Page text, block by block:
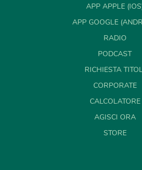
APP APPLE
APP GOOGLE
RADIO
PODCAST
RICHIESTA
CORPORATE
CALCOLATORE
AGISCI ORA
STORE